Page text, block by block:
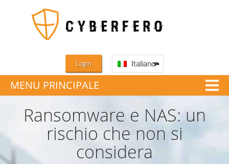
MENU PRINCIPALE
Login Italiano
Ransomware e NAS: un
rischio che non si
considera